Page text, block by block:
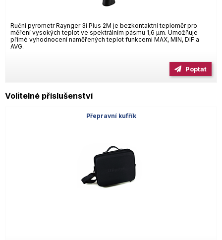
Ruční pyrometr Raynger 3i Plus 2M je bezkontaktní teploměr pro
měření vysokých teplot ve spektrálním pásmu 1,6 µm. Umožňuje
přímé vyhodnocení naměřených teplot funkcemi MAX, MIN, DIF a
AVG.
Poptat
Volitelné příslušenství
Přepravní kufřík